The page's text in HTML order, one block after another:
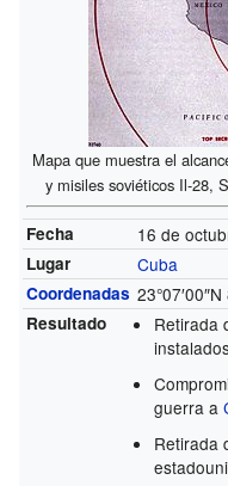
Mapa que muestra el
y misiles soviéticos Il-28,
Fecha 16 de
Lugar Cuba
Coordenadas 23°07′00″N
Resultado
Retirada
guerra a
Retirada